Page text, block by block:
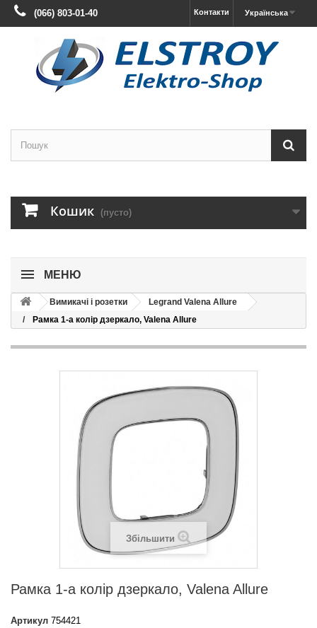
Українська
Контакти
(066) 803-01-40
Кошик (пусто)
МЕНЮ
Вимикачі і розетки
Legrand Valena Allure
Рамка 1-а колір дзеркало, Valena Allure
Збільшити
Рамка 1-а колір дзеркало, Valena Allure
Артикул 754421